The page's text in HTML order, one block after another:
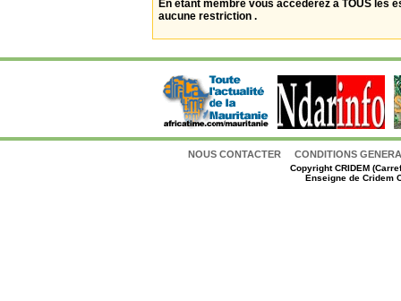
En étant membre vous accèderez à TOUS les
aucune restriction .
NOUS CONTACTER CONDITIONS
CopyrightCRIDEM
Enseigne de Cridem